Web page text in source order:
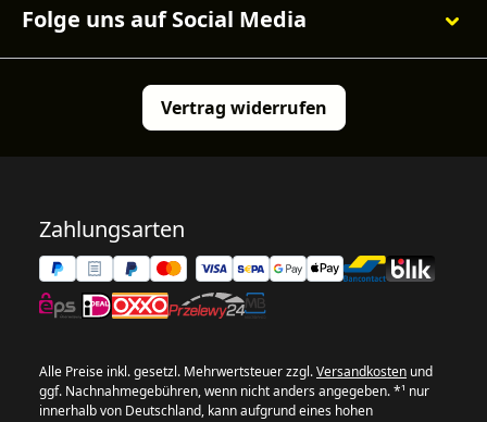
Folge uns auf Social Media
Vertrag widerrufen
Zahlungsarten
Alle Preise inkl. gesetzl. Mehrwertsteuer zzgl.Versandkosten und
ggf. Nachnahmegebühren, wenn nicht anders angegeben. *¹ nur
innerhalb von Deutschland, kann aufgrund eines hohen